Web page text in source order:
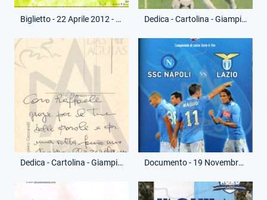
Biglietto - 22 Aprile 2012 - Campionato Serie A - Lazio-Lecce Dedica - Cartolina - Giampiero Ceccarelli - (Fronte)
Dedica - Cartolina - Giampiero Ceccarelli - (Retro) Documento - 19 Novembre 2011 - Cartellina Stampa - Campionato Serie A - Napoli-Lazio